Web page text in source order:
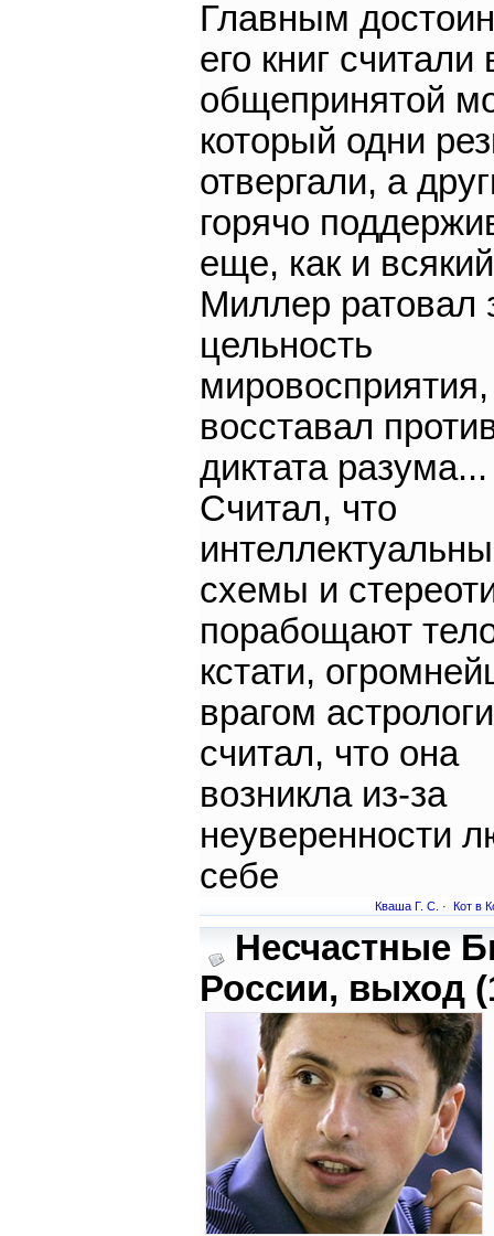
Главным
его книг считали
общепринятой
который одни
отвергали, а
горячо
еще, как и
Миллер ратовал
цельность
мировосприятия,
восставал
диктата разума...
Считал, что
схемы и
порабощают
кстати,
врагом
считал, что она
возникла из-за
неуверенности
себе
Кваша Г. С. · Кот в
Несчастные
России, выход